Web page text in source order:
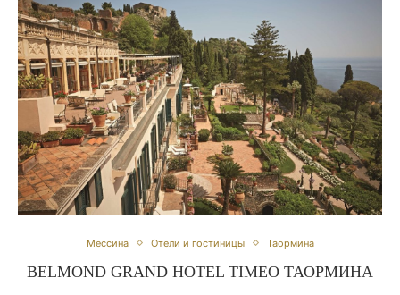
Мессина Отели и гостиницы Таормина
BELMOND GRAND HOTEL TIMEO ТАОРМИНА